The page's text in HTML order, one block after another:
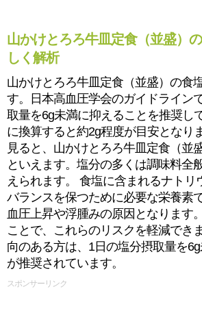
山かけとろろ牛皿定食（並盛）
しく解析
山かけとろろ牛皿定食（並盛）の食
す。日本高血圧学会のガイドライン
取量を6g未満に抑えることを推奨し
に換算すると約2g程度が目安となり
見ると、山かけとろろ牛皿定食（並
といえます。塩分の多くは調味料全
えられます。 食塩に含まれるナトリ
バランスを保つために必要な栄養素
血圧上昇や浮腫みの原因となります
ことで、これらのリスクを軽減でき
向のある方は、1日の塩分摂取量を
が推奨されています。
スポンサーリンク